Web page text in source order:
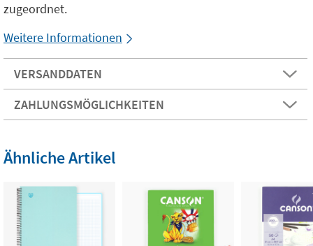
zugeordnet.
Weitere Informationen
VERSANDDATEN
ZAHLUNGSMÖGLICHKEITEN
Ähnliche Artikel